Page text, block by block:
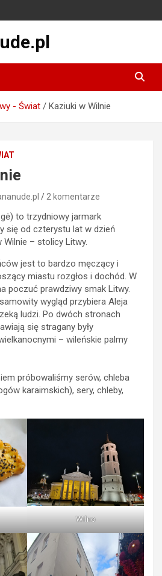
- Świat Kaziuki w Wilnie
2 komentarze
to trzydniowy jarmark
się od czterystu lat w dzień
– stolicy Litwy.
jest to bardzo męczący i
miastu rozgłos i dochód. W
poczuć prawdziwy smak Litwy.
wygląd przybiera Aleja
ludzi. Po dwóch stronach
się stragany były
– wileńskie palmy
próbowaliśmy serów, chleba
karaimskich), sery, chleby,
Wilno